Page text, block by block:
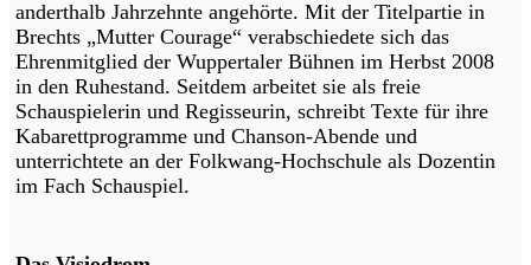
anderthalb Jahrzehnte angehörte. Mit der Titelpartie in
Brechts „Mutter Courage“ verabschiedete sich das
Ehrenmitglied der Wuppertaler Bühnen im Herbst 2008
in den Ruhestand. Seitdem arbeitet sie als freie
Schauspielerin und Regisseurin, schreibt Texte für ihre
Kabarettprogramme und Chanson-Abende und
unterrichtete an der Folkwang-Hochschule als Dozentin
im Fach Schauspiel.